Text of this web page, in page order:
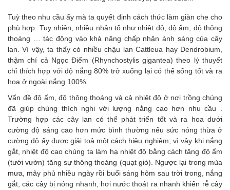
Tuỳ theo nhu cầu ấy mà ta quyết định cách thức làm giàn che cho
phù hợp. Tuy nhiên, nhiều nhân tố như nhiệt độ, độ ẩm, độ thông
thoáng … tác động vào khả năng chấp nhận ánh sáng của cây
lan. Vì vậy, ta thấy có nhiều chậu lan Cattleua hay Dendrobium,
thậm chí cả Ngọc Điểm (Rhynchostylis gigantea) theo lý thuyết
chỉ thích hợp với độ nắng 80% trở xuống lại có thể sống tốt và ra
hoa ở ngoài nắng 100%.
Vấn đề độ ẩm, độ thông thoáng và cả nhiệt độ ở nơi trồng chúng
đã giúp chúng thích nghi với lượng nắng cao hơn nhu cầu .
Trường hợp các cây lan có thể phát triển tốt và ra hoa dưới
cường độ sáng cao hơn mức bình thường nếu sức nóng thừa ở
cường độ ấy được giải toả một cách hiệu nghiệm; vì vậy khi nắng
gắt, nhiệt độ cao chúng ta làm hạ nhiệt độ bằng cách tăng độ ẩm
(tưới vườn) tăng sự thông thoáng (quạt gió). Ngược lại trong mùa
mưa, mây phủ nhiều ngày rồi buổi sáng hôm sau trời trong, nắng
gắt, các cây bị nóng nhanh, hơi nước thoát ra nhanh khiến rễ cây